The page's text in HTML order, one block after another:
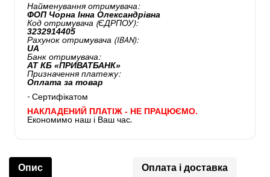
Найменування отримувача:
ФОП Чорна Інна Олександрівна
Код отримувача (ЄДРПОУ):
3232914405
Рахунок отримувача (IBAN):
UA
Банк отримувача:
АТ КБ «ПРИВАТБАНК»
Призначення платежу:
Оплата за товар
- Сертифікатом
НАКЛАДЕНИЙ ПЛАТІЖ - НЕ ПРАЦЮЄМО.
Економимо наш і Ваш час.
Опис Оплата і доставка